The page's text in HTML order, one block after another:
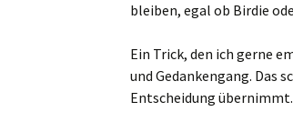
bleiben, egal ob Birdie
Ein Trick, den ich gerne
und Gedankengang. Das
Entscheidung übernimmt.